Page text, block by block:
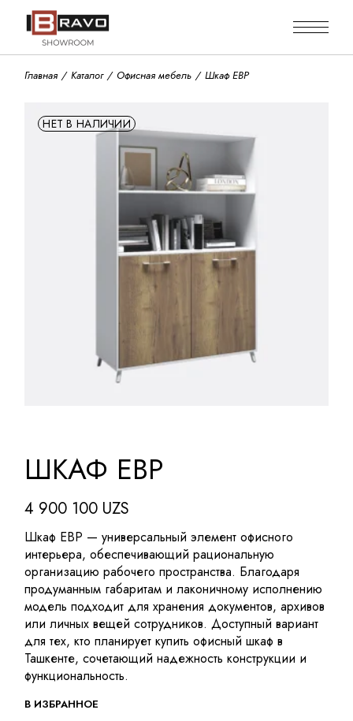
Главная Каталог Офисная мебель Шкаф EBP
НЕТ В НАЛИЧИИ
ШКАФ EBP
4 900 100 UZS
Шкаф EBP — универсальный элемент офисного
интерьера, обеспечивающий рациональную
организацию рабочего пространства. Благодаря
продуманным габаритам и лаконичному исполнению
модель подходит для хранения документов, архивов
или личных вещей сотрудников. Доступный вариант
для тех, кто планирует купить офисный шкаф в
Ташкенте, сочетающий надежность конструкции и
функциональность.
В ИЗБРАННОЕ